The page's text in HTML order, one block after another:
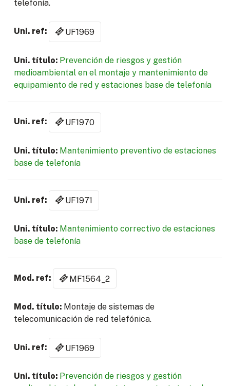
telefonía.
UF1969
Prevención de riesgos y gestión
medioambiental en el montaje y mantenimiento de
equipamiento de red y estaciones base de telefonía
UF1970
Mantenimiento preventivo de estaciones
base de telefonía
UF1971
Mantenimiento correctivo de estaciones
base de telefonía
MF1564_2
Montaje de sistemas de
telecomunicación de red telefónica.
UF1969
Prevención de riesgos y gestión